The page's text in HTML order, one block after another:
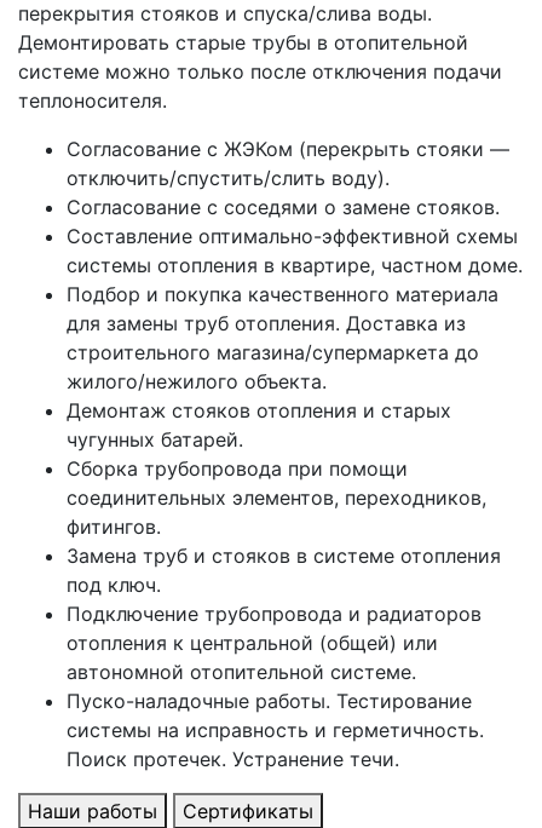
перекрытия стояков и спуска/слива воды.
Демонтировать старые трубы в отопительной
системе можно только после отключения подачи
теплоносителя.
Согласование с ЖЭКом (перекрыть стояки —
отключить/спустить/слить воду).
Согласование с соседями о замене стояков.
Составление оптимально-эффективной схемы
системы отопления в квартире, частном доме.
Подбор и покупка качественного материала
для замены труб отопления. Доставка из
строительного магазина/супермаркета до
жилого/нежилого объекта.
Демонтаж стояков отопления и старых
чугунных батарей.
Сборка трубопровода при помощи
соединительных элементов, переходников,
фитингов.
Замена труб и стояков в системе отопления
под ключ.
Подключение трубопровода и радиаторов
отопления к центральной (общей) или
автономной отопительной системе.
Пуско-наладочные работы. Тестирование
системы на исправность и герметичность.
Поиск протечек. Устранение течи.
Наши работы Сертификаты